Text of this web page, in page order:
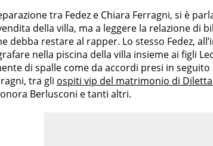
tra Fedez e Chiara Ferragni, si è
della villa, ma a leggere la relazione di
debba restare al rapper. Lo stesso Fedez,
nella piscina della villa insieme ai figli
di spalle come da accordi presi in seguito
tra gli ospiti vip del matrimonio di
Berlusconi e tanti altri.